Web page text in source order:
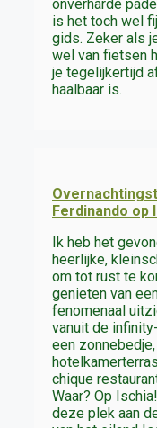
onverharde
is het toch wel
gids. Zeker als
wel van fietsen
je tegelijkertijd
haalbaar is.
Ferdinando op
Ik heb het
heerlijke,
om tot rust te
genieten van
fenomenaal
vanuit de
een
chique
Waar? Op
deze plek aan